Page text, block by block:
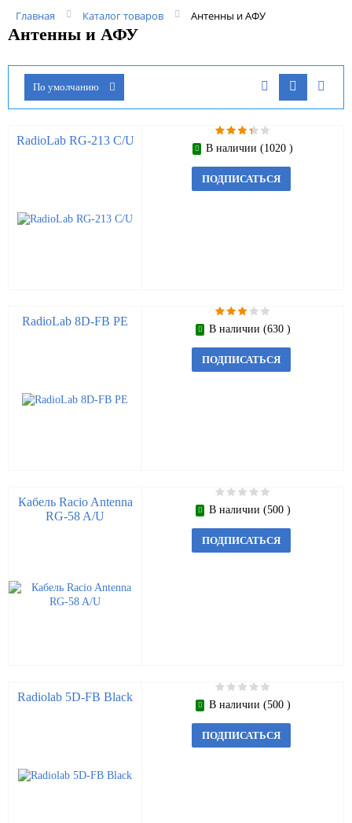
Главная Каталог товаров Антенны и АФУ
Антенны и АФУ
По умолчанию
RadioLab RG-213 C/U
В наличии (1020 )
ПОДПИСАТЬСЯ
RadioLab 8D-FB PE
В наличии (630 )
ПОДПИСАТЬСЯ
Кабель Racio Antenna
RG-58 A/U
В наличии (500 )
ПОДПИСАТЬСЯ
Radiolab 5D-FB Black
В наличии (500 )
ПОДПИСАТЬСЯ